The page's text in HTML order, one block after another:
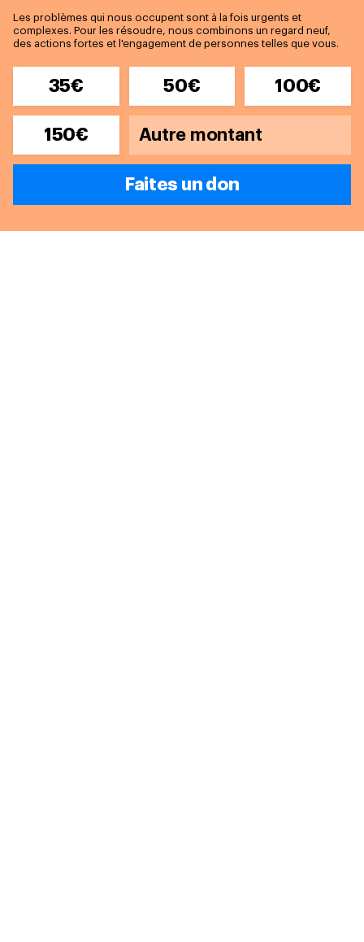
Les problèmes qui nous occupent sont à la fois urgents et
complexes. Pour les résoudre, nous combinons un regard neuf,
des actions fortes et l'engagement de personnes telles que vous.
35€ 50€ 100€
150€
Faites un don